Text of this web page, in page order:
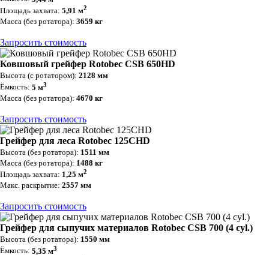
Площадь захвата: 5,91 м2
Масса (без ротатора): 3659 кг
Запросить стоимость
Ковшовый грейфер Rotobec CSB 650HD
Высота (с ротатором): 2128 мм
Ёмкость: 5 м3
Масса (без ротатора): 4670 кг
Запросить стоимость
Грейфер для леса Rotobec 125CHD
Высота (без ротатора): 1511 мм
Масса (без ротатора): 1488 кг
Площадь захвата: 1,25 м2
Макс. раскрытие: 2557 мм
Запросить стоимость
Грейфер для сыпучих материалов Rotobec CSB 700 (4 cyl.)
Высота (без ротатора): 1550 мм
Ёмкость: 5,35 м3